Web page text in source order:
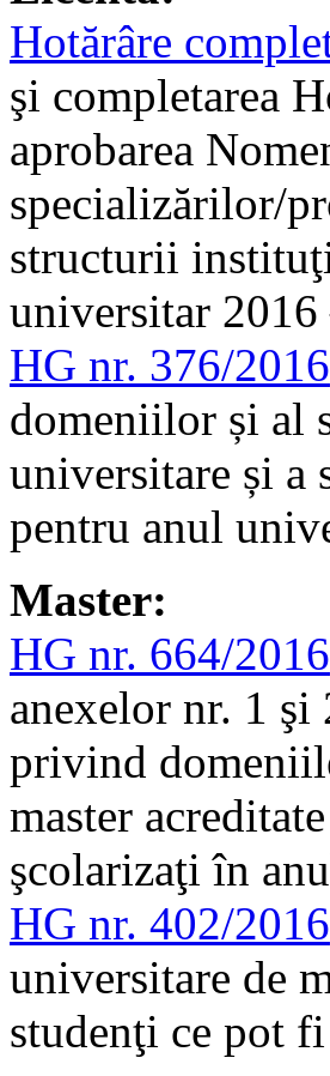
Hotărâre
şi completarea
aprobarea
specializărilor/
structurii
universitar 2016
HG nr. 376/2016
domeniilor și al
universitare și
pentru anul
Master:
HG nr. 664/2016
anexelor nr. 1
privind
master
şcolarizaţi în
HG nr. 402/2016
universitare de
studenţi ce pot